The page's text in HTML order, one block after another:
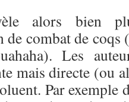
alors bien
combat de coqs
Les
mais directe (ou
Par exemple